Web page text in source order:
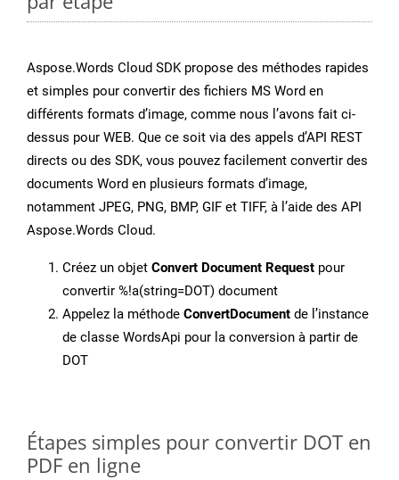
Aspose.Words Cloud SDK propose des méthodes rapides
et simples pour convertir des fichiers MS Word en
différents formats d’image, comme nous l’avons fait ci-
dessus pour WEB. Que ce soit via des appels d’API REST
directs ou des SDK, vous pouvez facilement convertir des
documents Word en plusieurs formats d’image,
notamment JPEG, PNG, BMP, GIF et TIFF, à l’aide des API
Aspose.Words Cloud.
Créez un objet Convert Document Request pour
convertir %!a(string=DOT) document
Appelez la méthode ConvertDocument de l’instance
de classe WordsApi pour la conversion à partir de
DOT
Étapes simples pour convertir DOT en
PDF en ligne